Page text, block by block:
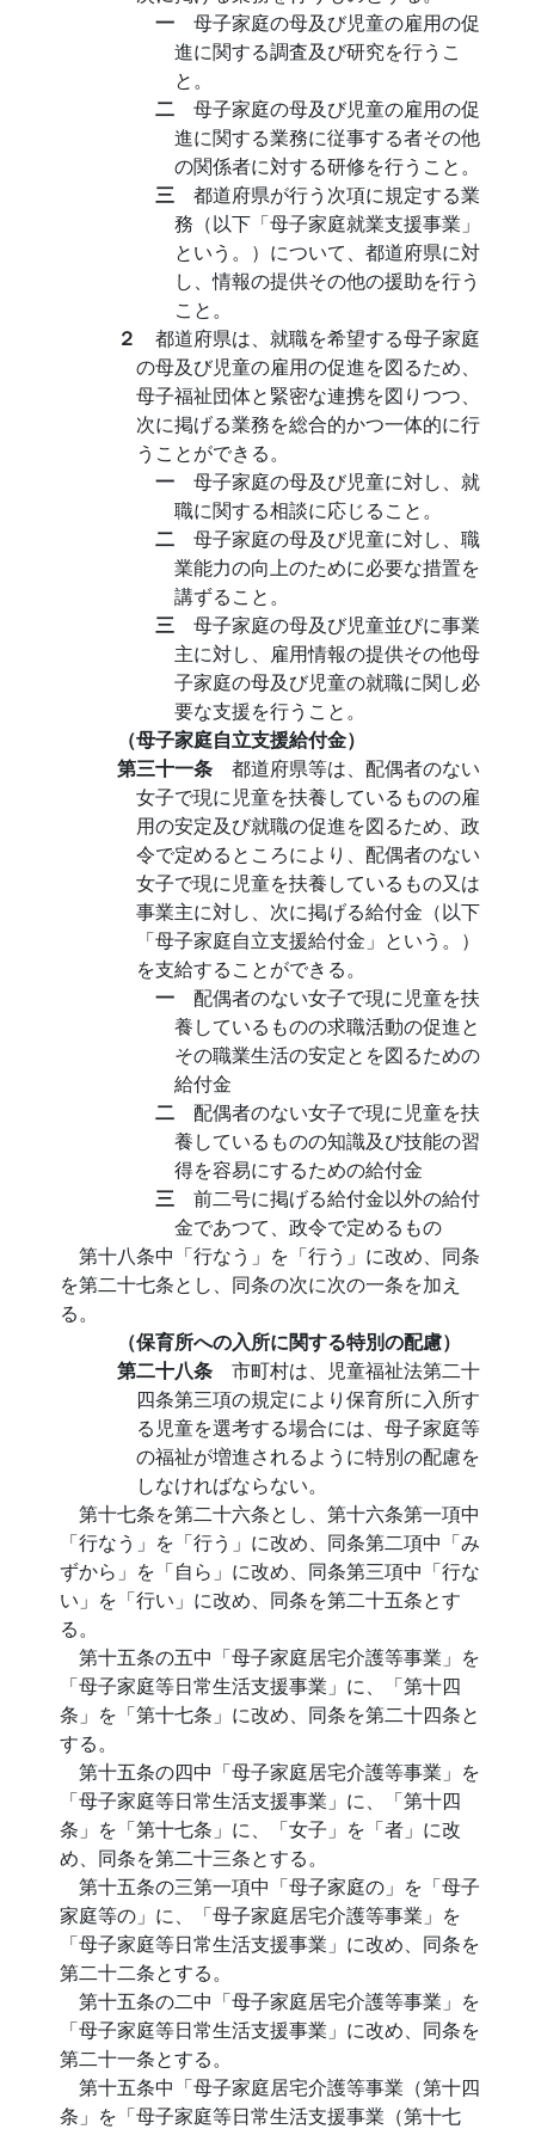
一 母子家庭の母及び児童の雇用の促
進に関する調査及び研究を行うこ
と。
二 母子家庭の母及び児童の雇用の促
進に関する業務に従事する者その他
の関係者に対する研修を行うこと。
三 都道府県が行う次項に規定する業
務（以下「母子家庭就業支援事業」
という。）について、都道府県に対
し、情報の提供その他の援助を行う
こと。
２ 都道府県は、就職を希望する母子家庭
の母及び児童の雇用の促進を図るため、
母子福祉団体と緊密な連携を図りつつ、
次に掲げる業務を総合的かつ一体的に行
うことができる。
一 母子家庭の母及び児童に対し、就
職に関する相談に応じること。
二 母子家庭の母及び児童に対し、職
業能力の向上のために必要な措置を
講ずること。
三 母子家庭の母及び児童並びに事業
主に対し、雇用情報の提供その他母
子家庭の母及び児童の就職に関し必
要な支援を行うこと。
（母子家庭自立支援給付金）
第三十一条 都道府県等は、配偶者のない
女子で現に児童を扶養しているものの雇
用の安定及び就職の促進を図るため、政
令で定めるところにより、配偶者のない
女子で現に児童を扶養しているもの又は
事業主に対し、次に掲げる給付金（以下
「母子家庭自立支援給付金」という。）
を支給することができる。
一 配偶者のない女子で現に児童を扶
養しているものの求職活動の促進と
その職業生活の安定とを図るための
給付金
二 配偶者のない女子で現に児童を扶
養しているものの知識及び技能の習
得を容易にするための給付金
三 前二号に掲げる給付金以外の給付
金であつて、政令で定めるもの
第十八条中「行なう」を「行う」に改め、同条
を第二十七条とし、同条の次に次の一条を加え
る。
（保育所への入所に関する特別の配慮）
第二十八条 市町村は、児童福祉法第二十
四条第三項の規定により保育所に入所す
る児童を選考する場合には、母子家庭等
の福祉が増進されるように特別の配慮を
しなければならない。
第十七条を第二十六条とし、第十六条第一項中
「行なう」を「行う」に改め、同条第二項中「み
ずから」を「自ら」に改め、同条第三項中「行な
い」を「行い」に改め、同条を第二十五条とす
る。
第十五条の五中「母子家庭居宅介護等事業」を
「母子家庭等日常生活支援事業」に、「第十四
条」を「第十七条」に改め、同条を第二十四条と
する。
第十五条の四中「母子家庭居宅介護等事業」を
「母子家庭等日常生活支援事業」に、「第十四
条」を「第十七条」に、「女子」を「者」に改
め、同条を第二十三条とする。
第十五条の三第一項中「母子家庭の」を「母子
家庭等の」に、「母子家庭居宅介護等事業」を
「母子家庭等日常生活支援事業」に改め、同条を
第二十二条とする。
第十五条の二中「母子家庭居宅介護等事業」を
「母子家庭等日常生活支援事業」に改め、同条を
第二十一条とする。
第十五条中「母子家庭居宅介護等事業（第十四
条」を「母子家庭等日常生活支援事業（第十七